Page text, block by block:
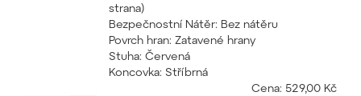
strana)
Bezpečnostní Nátěr: Bez nátěru
Povrch hran: Zatavené hrany
Stuha: Červená
Koncovka: Stříbrná
Cena: 529,00 Kč